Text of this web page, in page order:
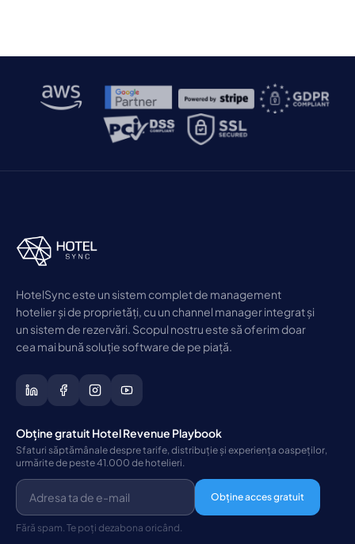
HotelSync este un sistem complet de management
hotelier și de proprietăți, cu un channel manager integrat și
un sistem de rezervări. Scopul nostru este să oferim doar
cea mai bună soluție software de pe piață.
Obține gratuit Hotel Revenue Playbook
Sfaturi săptămânale despre tarife, distribuție și experiența oaspeților,
urmărite de peste 41.000 de hotelieri.
Obține acces gratuit
Fără spam. Te poți dezabona oricând.